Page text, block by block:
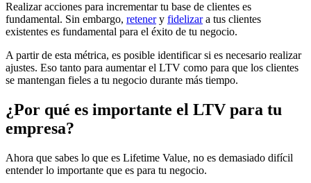
Realizar acciones para incrementar tu base de clientes es
fundamental. Sin embargo, retenery fidelizara tus clientes
existentes es fundamental para el éxito de tu negocio.
A partir de esta métrica, es posible identificar si es necesario realizar
ajustes. Eso tanto para aumentar el LTV como para que los clientes
se mantengan fieles a tu negocio durante más tiempo.
¿Por qué es importante el LTV para tu
empresa?
Ahora que sabes lo que es Lifetime Value, no es demasiado difícil
entender lo importante que es para tu negocio.